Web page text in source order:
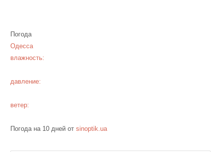
Погода
Одесса
влажность:
давление:
ветер:
Погода на 10 дней от sinoptik.ua